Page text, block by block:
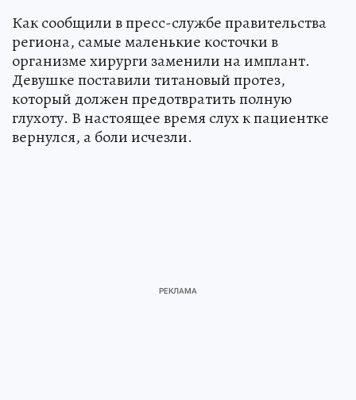
Как сообщили в пресс-службе правительства
региона, самые маленькие косточки в
организме хирурги заменили на имплант.
Девушке поставили титановый протез,
который должен предотвратить полную
глухоту. В настоящее время слух к пациентке
вернулся, а боли исчезли.